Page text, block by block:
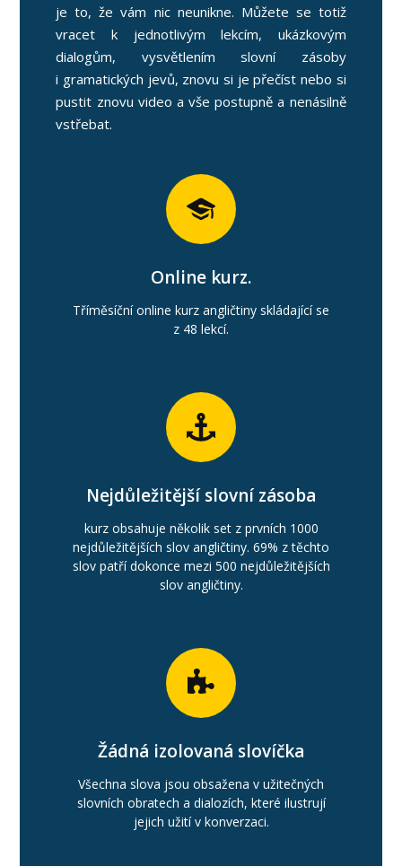
je to, že vám nic neunikne. Můžete se totiž
vracet k jednotlivým lekcím, ukázkovým
dialogům, vysvětlením slovní zásoby
i gramatických jevů, znovu si je přečíst nebo si
pustit znovu video a vše postupně a nenásilně
vstřebat.
Online kurz.
Tříměsíční online kurz angličtiny skládající se
z 48 lekcí.
Nejdůležitější slovní zásoba
kurz obsahuje několik set z prvních 1000
nejdůležitějších slov angličtiny. 69% z těchto
slov patří dokonce mezi 500 nejdůležitějších
slov angličtiny.
Žádná izolovaná slovíčka
Všechna slova jsou obsažena v užitečných
slovních obratech a dialozích, které ilustrují
jejich užití v konverzaci.